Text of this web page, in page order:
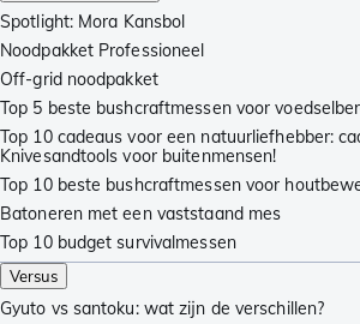
Spotlight: Mora Kansbol
Noodpakket Professioneel
Off-grid noodpakket
Top 5 beste bushcraftmessen voor
Top 10 cadeaus voor een natuurliefhebber:
Knivesandtools voor buitenmensen!
Top 10 beste bushcraftmessen voor
Batoneren met een vaststaand mes
Top 10 budget survivalmessen
Versus
Gyuto vs santoku: wat zijn de verschillen?